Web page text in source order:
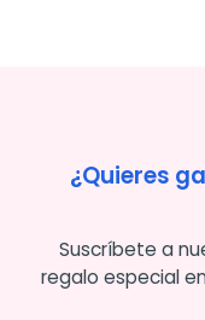
¿Quieres
Suscríbete a
regalo especial